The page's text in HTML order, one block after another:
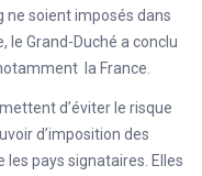
soient imposés dans
le Grand-Duché a conclu
la France.
d’éviter le risque
d’imposition des
pays signataires. Elles